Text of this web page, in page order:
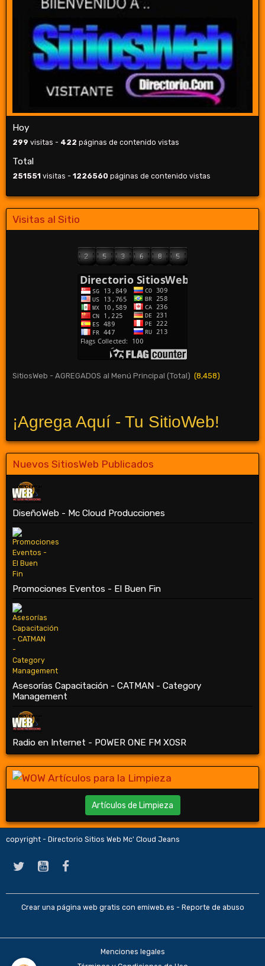
Hoy
299 visitas - 422 páginas de contenido vistas
Total
251551 visitas - 1226560 páginas de contenido vistas
Visitas al Sitio
SitiosWeb - AGREGADOS al Menú Principal (Total) (8,458)
¡Agrega Aquí - Tu SitioWeb!
Nuevos SitiosWeb Publicados
DiseñoWeb - Mc Cloud Producciones
Promociones Eventos - El Buen Fin
Asesorías Capacitación - CATMAN - Category
Management
Radio en Internet - POWER ONE FM XOSR
Artículos de Limpieza
copyright - Directorio Sitios Web Mc' Cloud Jeans
Crear una página web gratis con emiweb.es - Reporte de abuso
Menciones legales